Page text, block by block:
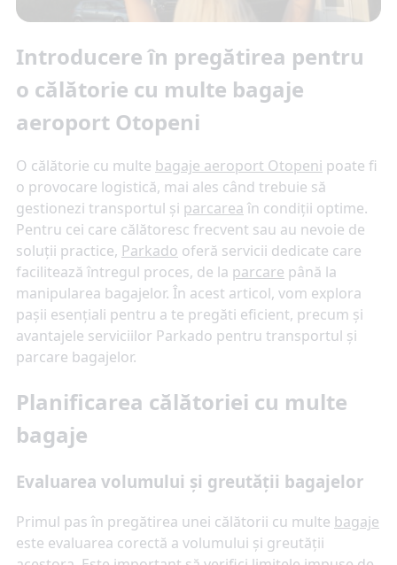
Introducere în pregătirea pentru
o călătorie cu multe bagaje
aeroport Otopeni
O călătorie cu multe bagaje aeroport Otopeni poate fi
o provocare logistică, mai ales când trebuie să
gestionezi transportul și parcarea în condiții optime.
Pentru cei care călătoresc frecvent sau au nevoie de
soluții practice, Parkado oferă servicii dedicate care
facilitează întregul proces, de la parcare până la
manipularea bagajelor. În acest articol, vom explora
pașii esențiali pentru a te pregăti eficient, precum și
avantajele serviciilor Parkado pentru transportul și
parcare bagajelor.
Planificarea călătoriei cu multe
bagaje
Evaluarea volumului și greutății bagajelor
Primul pas în pregătirea unei călătorii cu multe bagaje
este evaluarea corectă a volumului și greutății